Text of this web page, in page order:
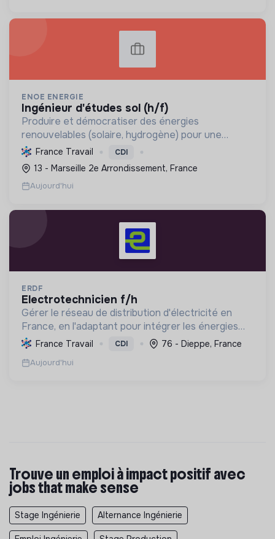
ENOE ENERGIE
ingénieur d'études sol (h/f)
Produire et démocratiser des énergies
renouvelables (solaire, hydrogène) pour une
transition écologique durable, en innovant et en
valorisant les territoires.
France Travail CDI
13 - Marseille 2e Arrondissement, France
Aujourd'hui
ERDF
electrotechnicien f/h
Gérer le réseau de distribution d'électricité en
France, en l'adaptant pour intégrer les énergies
renouvelables et soutenir la transition
en modernisa...
France Travail CDI 76 - Dieppe, France
Aujourd'hui
Trouve un emploi à impact positif avec
jobs that make sense
Stage Ingénierie Alternance Ingénierie